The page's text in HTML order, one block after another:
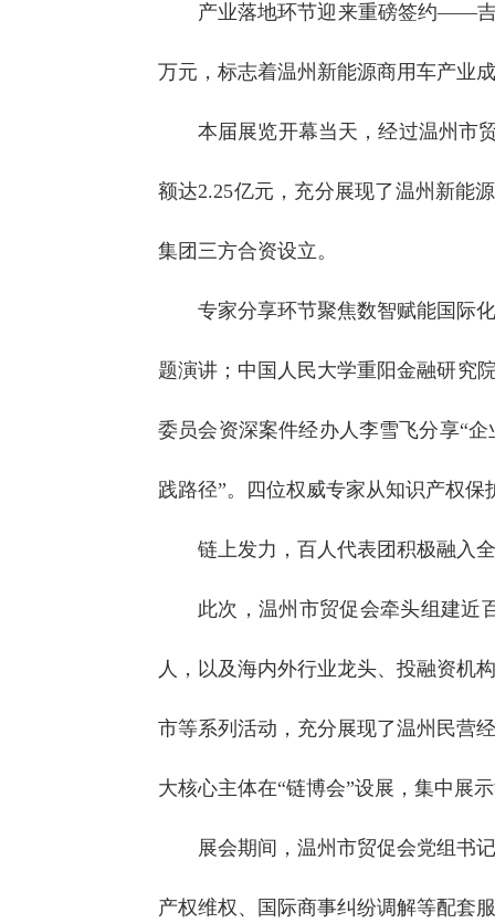
产业落地环节迎来重磅签约——吉
万元，标志着温州新能源商用车产业
本届展览开幕当天，经过温州市
额达2.25亿元，充分展现了温州新能
集团三方合资设立。
专家分享环节聚焦数智赋能国际
题演讲；中国人民大学重阳金融研究
委员会资深案件经办人李雪飞分享“
践路径”。四位权威专家从知识产权
链上发力，百人代表团积极融入
此次，温州市贸促会牵头组建近
人，以及海内外行业龙头、投融资机
市等系列活动，充分展现了温州民营
大核心主体在“链博会”设展，集中展
展会期间，温州市贸促会党组书
产权维权、国际商事纠纷调解等配套